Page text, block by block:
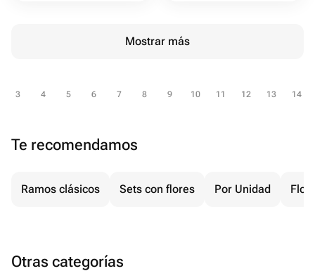
Mostrar más
3 4 5 6 7 8 9 10 11 12 13 14
Te recomendamos
Ramos clásicos Sets con flores Por Unidad
Otras categorías